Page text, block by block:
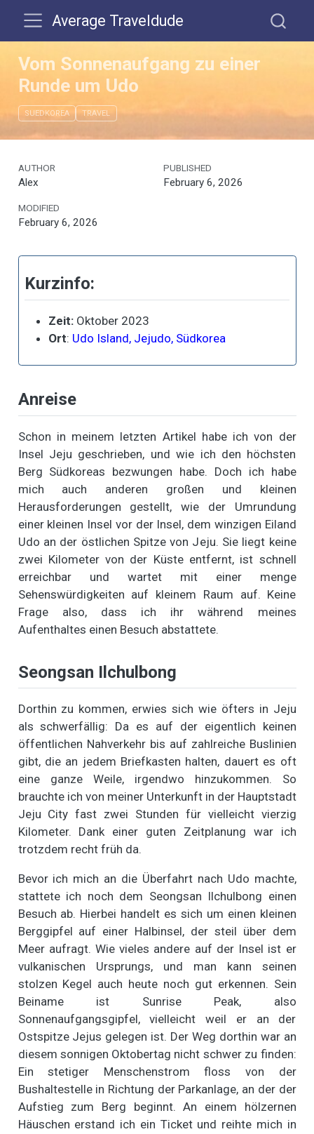
Average Traveldude
Vom Sonnenaufgang zu einer
Runde um Udo
SUEDKOREA TRAVEL
AUTHOR
Alex
PUBLISHED
February 6, 2026
MODIFIED
February 6, 2026
Kurzinfo:
Zeit: Oktober 2023
Ort: Udo Island, Jejudo, Südkorea
Anreise
Schon in meinem letzten Artikel habe ich von der
Insel Jeju geschrieben, und wie ich den höchsten
Berg Südkoreas bezwungen habe. Doch ich habe
mich auch anderen großen und kleinen
Herausforderungen gestellt, wie der Umrundung
einer kleinen Insel vor der Insel, dem winzigen Eiland
Udo an der östlichen Spitze von Jeju. Sie liegt keine
zwei Kilometer von der Küste entfernt, ist schnell
erreichbar und wartet mit einer menge
Sehenswürdigkeiten auf kleinem Raum auf. Keine
Frage also, dass ich ihr während meines
Aufenthaltes einen Besuch abstattete.
Seongsan Ilchulbong
Dorthin zu kommen, erwies sich wie öfters in Jeju
als schwerfällig: Da es auf der eigentlich keinen
öffentlichen Nahverkehr bis auf zahlreiche Buslinien
gibt, die an jedem Briefkasten halten, dauert es oft
eine ganze Weile, irgendwo hinzukommen. So
brauchte ich von meiner Unterkunft in der Hauptstadt
Jeju City fast zwei Stunden für vielleicht vierzig
Kilometer. Dank einer guten Zeitplanung war ich
trotzdem recht früh da.
Bevor ich mich an die Überfahrt nach Udo machte,
stattete ich noch dem Seongsan Ilchulbong einen
Besuch ab. Hierbei handelt es sich um einen kleinen
Berggipfel auf einer Halbinsel, der steil über dem
Meer aufragt. Wie vieles andere auf der Insel ist er
vulkanischen Ursprungs, und man kann seinen
stolzen Kegel auch heute noch gut erkennen. Sein
Beiname ist Sunrise Peak, also
Sonnenaufgangsgipfel, vielleicht weil er an der
Ostspitze Jejus gelegen ist. Der Weg dorthin war an
diesem sonnigen Oktobertag nicht schwer zu finden:
Ein stetiger Menschenstrom floss von der
Bushaltestelle in Richtung der Parkanlage, an der der
Aufstieg zum Berg beginnt. An einem hölzernen
Häuschen erstand ich ein Ticket und reihte mich in